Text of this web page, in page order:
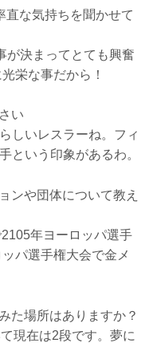
直な気持ちを聞かせて
が決まってとても興奮
栄な事だから！
い
しいレスラーね。フィ
という印象があるわ。
ンや団体について教え
年ヨーロッパ選手
パ選手権大会で金メ
た場所はありますか？
現在は2段です。夢に